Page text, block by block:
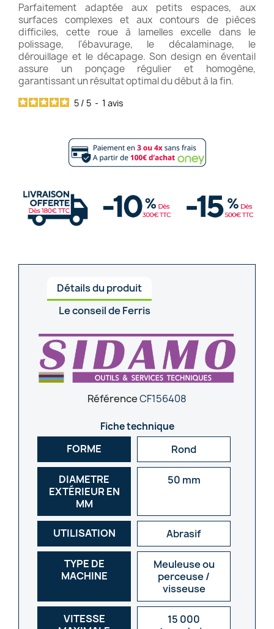
Parfaitement adaptée aux petits espaces, aux
surfaces complexes et aux contours de pièces
difficiles, cette roue à lamelles excelle dans le
polissage, l'ébavurage, le décalaminage, le
dérouillage et le décapage. Son design en éventail
assure un ponçage régulier et homogène,
garantissant un résultat optimal du début à la fin.
5 / 5 - 1 avis
Détails du produit
Le conseil de Ferris
RéférenceCF156408
Fiche technique
FORME Rond
DIAMETRE
EXTÉRIEUR EN
MM
50 mm
UTILISATION Abrasif
TYPE DE
MACHINE
Meuleuse ou
perceuse /
visseuse
VITESSE
15 000